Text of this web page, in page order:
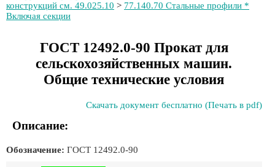
конструкций см. 49.025.10 > 77.140.70 Стальные профили *
Включая секции
ГОСТ 12492.0-90 Прокат для
сельскохозяйственных машин.
Общие технические условия
Скачать документ бесплатно (Печать в pdf)
Описание:
Обозначение: ГОСТ 12492.0-90